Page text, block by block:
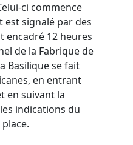
ci commence
est signalé par des
encadré 12 heures
de la Fabrique de
Basilique se fait
en entrant
en suivant la
indications du